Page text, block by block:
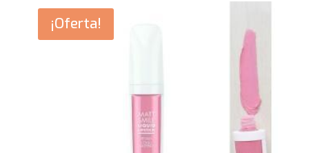
¡Oferta!